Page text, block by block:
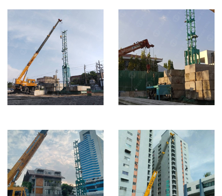
805 ต้น
139
โกดัง Charoen
Decor ซอยลาซาล
24
I22 = 41 ต้น / I26 =
75 ต้น
หมู่บ้านปัญญา ซอย
พัฒนาการ 30
I26 = 149 ต้น